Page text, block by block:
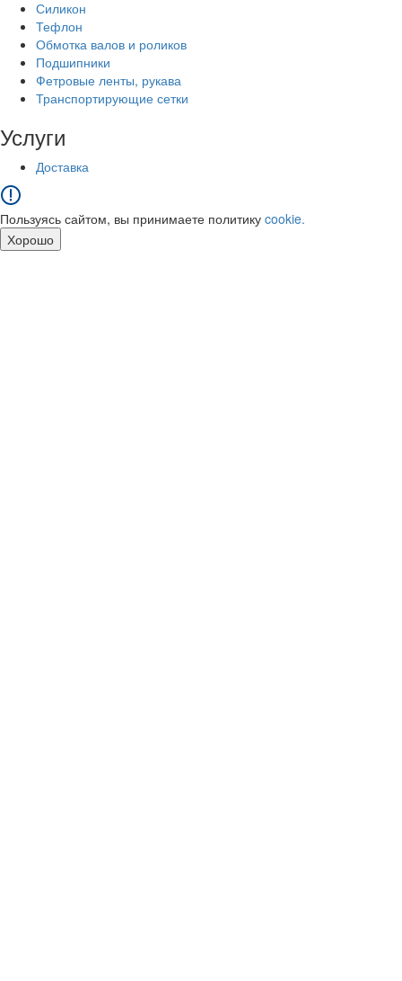
Силикон
Тефлон
Обмотка валов и роликов
Подшипники
Фетровые ленты, рукава
Транспортирующие сетки
Услуги
Доставка
Пользуясь сайтом, вы принимаете политику cookie.
Хорошо